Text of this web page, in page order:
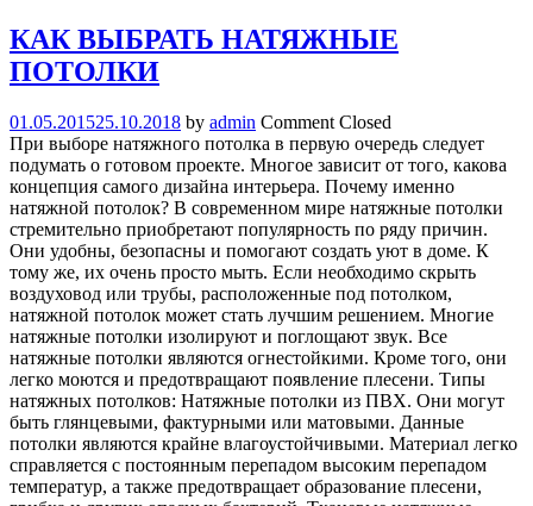
КАК ВЫБРАТЬ НАТЯЖНЫЕ
ПОТОЛКИ
01.05.201525.10.2018 by admin Comment Closed
При выборе натяжного потолка в первую очередь следует
подумать о готовом проекте. Многое зависит от того, какова
концепция самого дизайна интерьера. Почему именно
натяжной потолок? В современном мире натяжные потолки
стремительно приобретают популярность по ряду причин.
Они удобны, безопасны и помогают создать уют в доме. К
тому же, их очень просто мыть. Если необходимо скрыть
воздуховод или трубы, расположенные под потолком,
натяжной потолок может стать лучшим решением. Многие
натяжные потолки изолируют и поглощают звук. Все
натяжные потолки являются огнестойкими. Кроме того, они
легко моются и предотвращают появление плесени. Типы
натяжных потолков: Натяжные потолки из ПВХ. Они могут
быть глянцевыми, фактурными или матовыми. Данные
потолки являются крайне влагоустойчивыми. Материал легко
справляется с постоянным перепадом высоким перепадом
температур, а также предотвращает образование плесени,